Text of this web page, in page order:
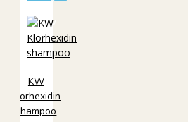
kurv
KW
Klorhexidin
shampoo